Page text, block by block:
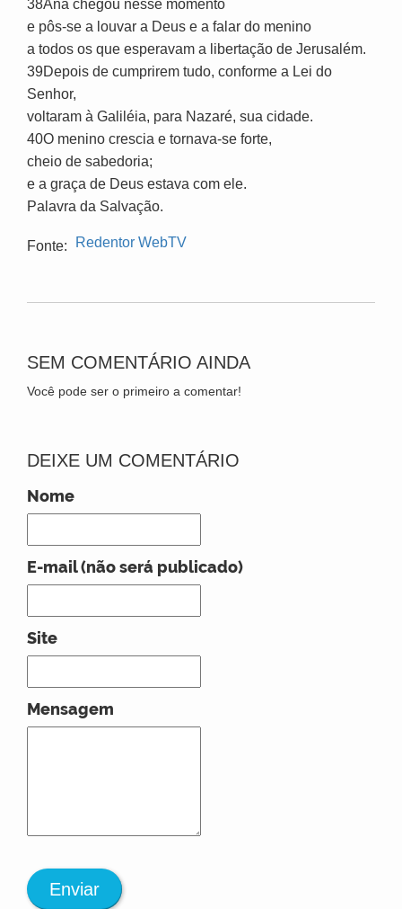
38Ana chegou nesse momento
e pôs-se a louvar a Deus e a falar do menino
a todos os que esperavam a libertação de Jerusalém.
39Depois de cumprirem tudo, conforme a Lei do
Senhor,
voltaram à Galiléia, para Nazaré, sua cidade.
40O menino crescia e tornava-se forte,
cheio de sabedoria;
e a graça de Deus estava com ele.
Palavra da Salvação.
Fonte: Redentor WebTV
SEM COMENTÁRIO AINDA
Você pode ser o primeiro a comentar!
DEIXE UM COMENTÁRIO
Nome
E-mail (não será publicado)
Site
Mensagem
Enviar